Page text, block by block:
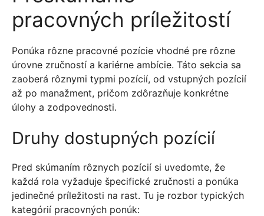
pracovných príležitostí
Ponúka rôzne pracovné pozície vhodné pre rôzne
úrovne zručností a kariérne ambície. Táto sekcia sa
zaoberá rôznymi typmi pozícií, od vstupných pozícií
až po manažment, pričom zdôrazňuje konkrétne
úlohy a zodpovednosti.
Druhy dostupných pozícií
Pred skúmaním rôznych pozícií si uvedomte, že
každá rola vyžaduje špecifické zručnosti a ponúka
jedinečné príležitosti na rast. Tu je rozbor typických
kategórií pracovných ponúk: